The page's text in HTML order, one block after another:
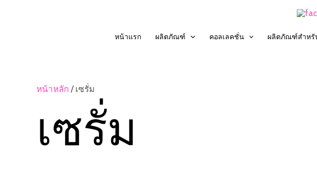
หน้าแรก ผลิตภัณฑ์ คอลเลคชั่น ผลิตภัณฑ์สำหรั
หน้าหลัก / เซรั่ม
เซรั่ม